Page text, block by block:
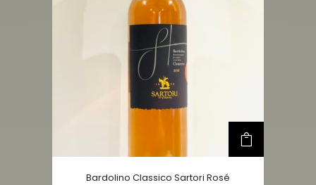
Bardolino Classico Sartori Rosé